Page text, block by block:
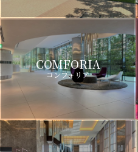
COMFORIA
コンフォリア